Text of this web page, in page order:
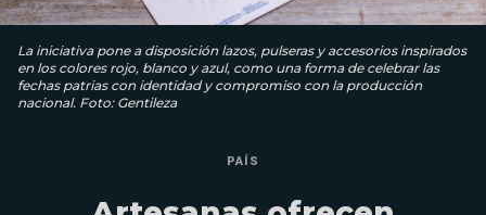
La iniciativa pone a disposición lazos, pulseras y accesorios inspirados
en los colores rojo, blanco y azul, como una forma de celebrar las
fechas patrias con identidad y compromiso con la producción
nacional. Foto: Gentileza
PAÍS